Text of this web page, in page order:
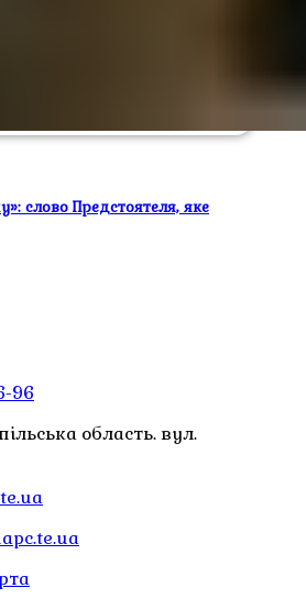
слово Предстоятеля, яке
96
область. вул.